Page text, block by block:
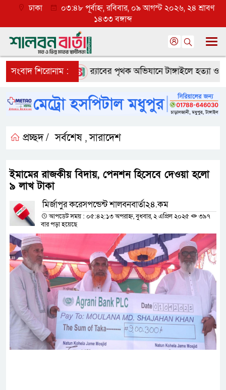
ঢাকা
০৩:৪৮ পূর্বাহ্ন, রবিবার, ০৯ আগস্ট ২০২৬, ২৪ শ্রাবণ
১৪৩৩ বঙ্গাব্দ
সংবাদ শিরোনাম :
ব্যাপক প্রত্যাশা র‌্যাবের পৃথক অভিযানে টাঙ্গাইলে হত্যা ও
প্রচ্ছদ / সর্বশেষ ,সারাদেশ
ইমামের রাজকীয় বিদায়, পেনশন হিসেবে দেওয়া হলো
৯ লাখ টাকা
মির্জাপুর করেসপন্ডেন্ট শালবনবার্তা২৪.কম
আপডেট সময় : ০৫:৪২:১৩ অপরাহ্ন, বুধবার, ২ এপ্রিল ২০২৫
৩৯৭
বার পড়া হয়েছে